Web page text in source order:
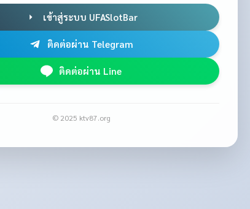
เข้าสู่ระบบ UFASlotBar
ติดต่อผ่าน Telegram
ติดต่อผ่าน Line
© 2025 ktv87.org